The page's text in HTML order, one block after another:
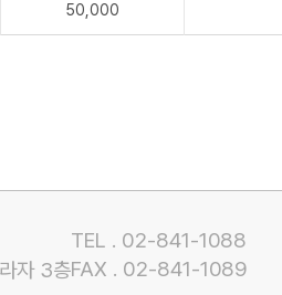
50,000
자 3층
TEL . 02-841-1088
FAX . 02-841-1089